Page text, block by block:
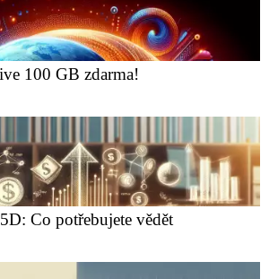
100 GB zdarma!
Co potřebujete vědět